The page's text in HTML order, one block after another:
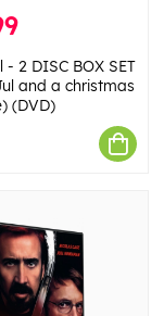
- 2 DISC BOX SET
and a christmas
(DVD)